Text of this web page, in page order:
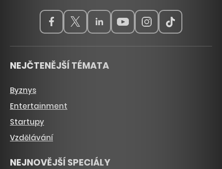
NEJČTENĚJŠÍ TÉMATA
Byznys
Entertainment
Startupy
Vzdělávání
NEJNOVĚJŠÍ SPECIÁLY